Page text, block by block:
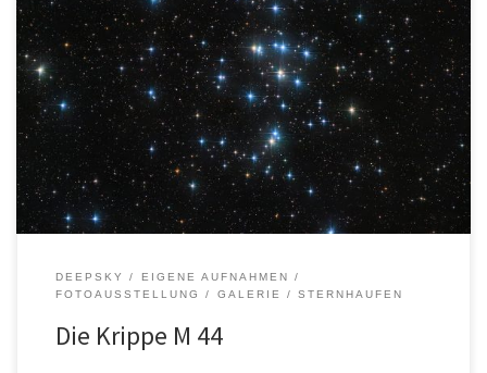
Autor: Holger GräpelOrt: Felm Entfernung: ca. 577
LichtjahreSternbild: Krebs Aufnahmedaten: Alle Bilder, Texte und
Logos sind urheberrechtlich geschützt. Die Rechte liegen bei
dem/der jeweiligen Urheber*in.
DEEPSKY
EIGENE AUFNAHMEN
FOTOAUSSTELLUNG
GALERIE STERNHAUFEN
Die Krippe M 44